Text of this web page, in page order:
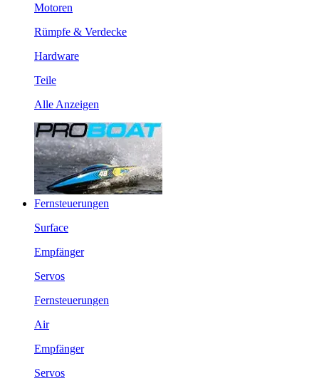
Motoren
Rümpfe & Verdecke
Hardware
Teile
Alle Anzeigen
Fernsteuerungen
Surface
Empfänger
Servos
Fernsteuerungen
Air
Empfänger
Servos